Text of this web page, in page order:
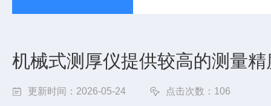
机械式测厚仪提供较高的测量
更新时间：2026-05-24 点击次数：106